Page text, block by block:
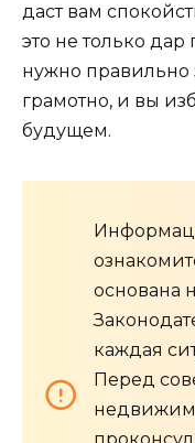
даст вам
это не только
нужно правильно
грамотно, и вы
будущем.
основана
каждая
Перед